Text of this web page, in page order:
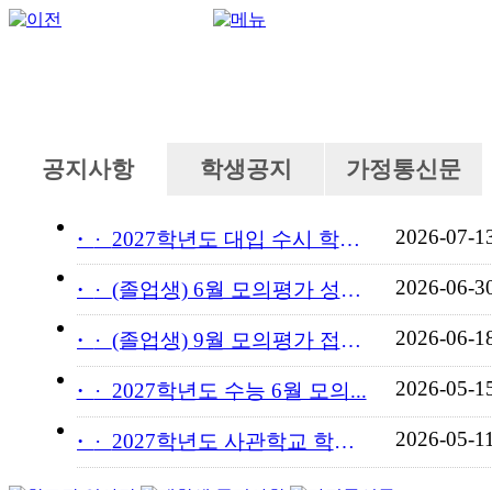
공지사항 학생공지 가정통신문
· 2027학년도 대입 수시 학교... 2026-07-
· (졸업생) 6월 모의평가 성적... 2026-06-
· (졸업생) 9월 모의평가 접수... 2026-06-
· 2027학년도 수능 6월 모의... 2026-05-
· 2027학년도 사관학교 학교장... 2026-05-